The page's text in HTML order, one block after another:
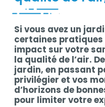
Contenu
Si vous avez un
certaines pratiques
impact sur votre
la qualité de l’air.
jardin, en passant
privilégier et vos
d’horizons de
pour limiter votre